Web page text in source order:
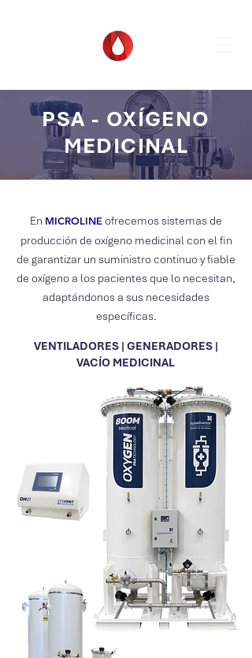
PSA - OXÍGENO
MEDICINAL
En MICROLINEofrecemos sistemas de
producción de oxígeno medicinal con el fin
de garantizar un suministro continuo y fiable
de oxígeno a los pacientes que lo necesitan,
adaptándonos a sus necesidades
específicas.
VENTILADORES | GENERADORES |
VACÍO MEDICINAL